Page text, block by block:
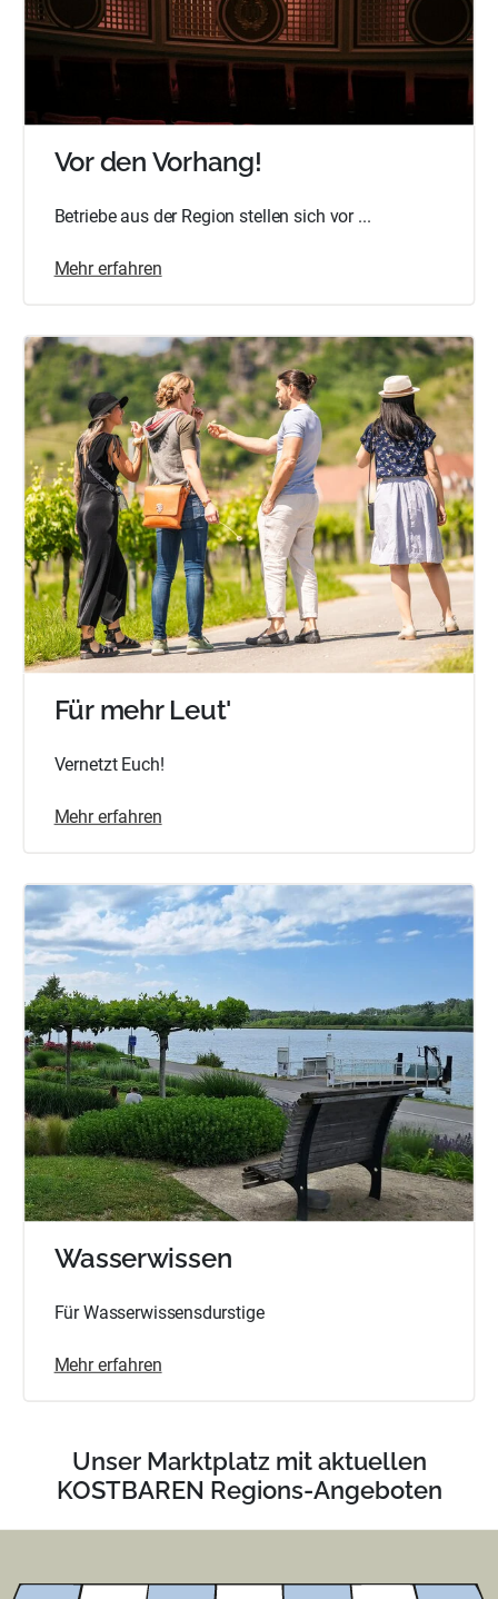
Vor den Vorhang!
Betriebe aus der Region stellen sich vor ...
Mehr erfahren
Für mehr Leut'
Vernetzt Euch!
Mehr erfahren
Wasserwissen
Für Wasserwissensdurstige
Mehr erfahren
Unser Marktplatz mit aktuellen
KOSTBAREN Regions-Angeboten